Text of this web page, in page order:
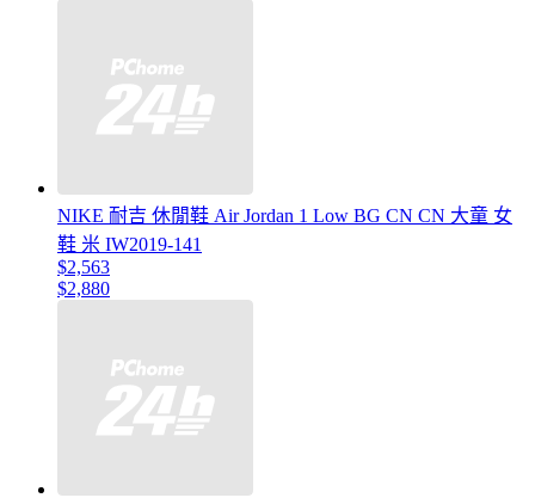
NIKE 耐吉 休閒鞋 Air Jordan 1 Low BG CN CN 大童 女
鞋 米 IW2019-141
$2,563
$2,880